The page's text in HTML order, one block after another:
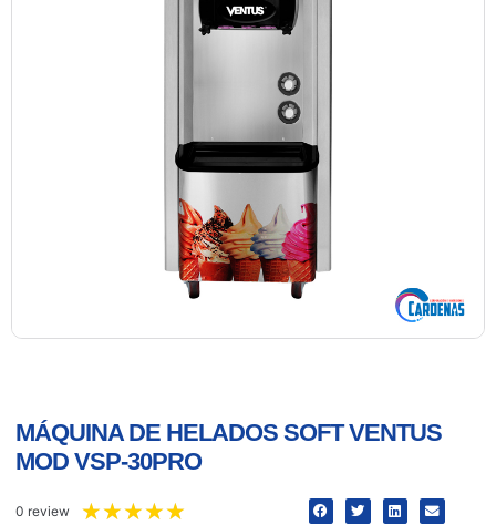
MÁQUINA DE HELADOS SOFT VENTUS
MOD VSP-30PRO
0 review ★★★★★